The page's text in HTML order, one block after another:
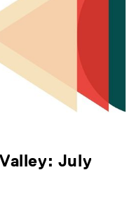
July